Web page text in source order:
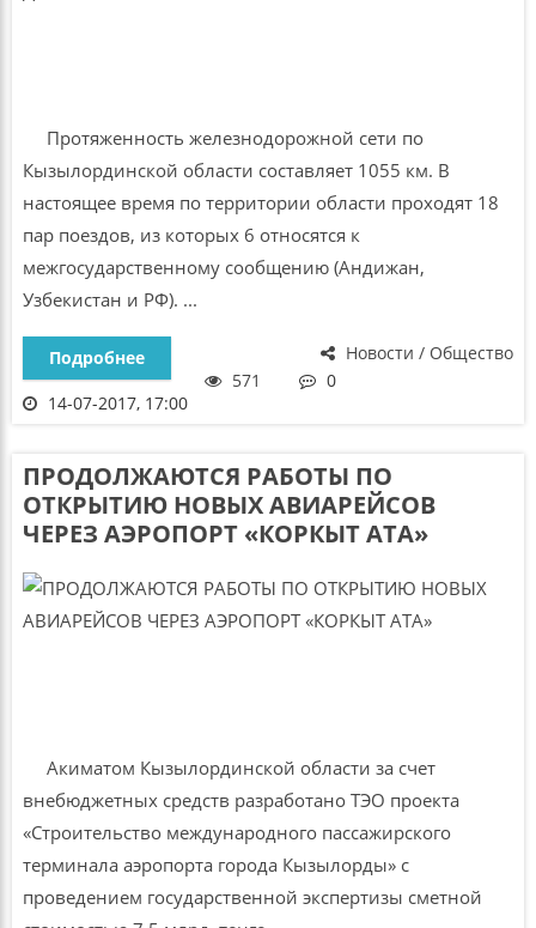
Протяженность железнодорожной сети по
Кызылординской области составляет 1055 км. В
настоящее время по территории области проходят 18
пар поездов, из которых 6 относятся к
межгосударственному сообщению (Андижан,
Узбекистан и РФ). ...
Новости / Общество
Подробнее
571
0
14-07-2017, 17:00
ПРОДОЛЖАЮТСЯ РАБОТЫ ПО
ОТКРЫТИЮ НОВЫХ АВИАРЕЙСОВ
ЧЕРЕЗ АЭРОПОРТ «КОРКЫТ АТА»
Акиматом Кызылординской области за счет
внебюджетных средств разработано ТЭО проекта
«Строительство международного пассажирского
терминала аэропорта города Кызылорды» с
проведением государственной экспертизы сметной